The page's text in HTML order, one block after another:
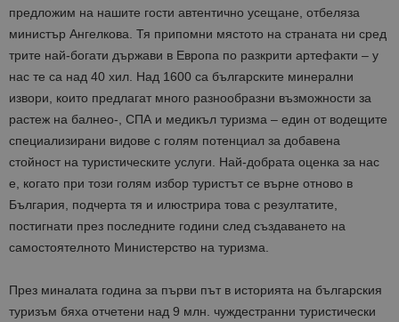
предложим на нашите гости автентично усещане, отбеляза
министър Ангелкова. Тя припомни мястото на страната ни сред
трите най-богати държави в Европа по разкрити артефакти – у
нас те са над 40 хил. Над 1600 са българските минерални
извори, които предлагат много разнообразни възможности за
растеж на балнео-, СПА и медикъл туризма – един от водещите
специализирани видове с голям потенциал за добавена
стойност на туристическите услуги. Най-добрата оценка за нас
е, когато при този голям избор туристът се върне отново в
България, подчерта тя и илюстрира това с резултатите,
постигнати през последните години след създаването на
самостоятелното Министерство на туризма.
През миналата година за първи път в историята на българския
туризъм бяха отчетени над 9 млн. чуждестранни туристически